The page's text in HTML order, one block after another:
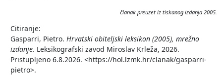
članak preuzet iz tiskanog izdanja 2005.
Citiranje:
Gasparri, Pietro. Hrvatski obiteljski leksikon (2005), mrežno
izdanje. Leksikografski zavod Miroslav Krleža, 2026.
Pristupljeno 6.8.2026. <https://hol.lzmk.hr/clanak/gasparri-
pietro>.